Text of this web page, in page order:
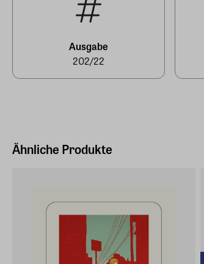
Ausgabe
202/22
Ähnliche Produkte